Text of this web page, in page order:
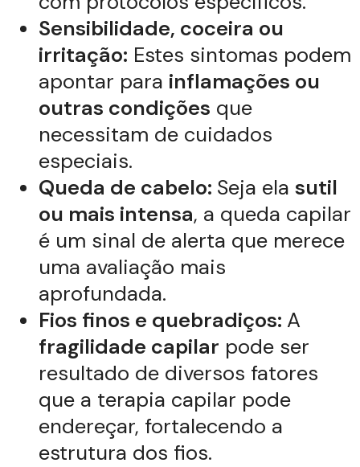
Sensibilidade, coceira ou
irritação: Estes sintomas podem
apontar para inflamações ou
outras condições que
necessitam de cuidados
especiais.
Queda de cabelo: Seja ela sutil
ou mais intensa, a queda capilar
é um sinal de alerta que merece
uma avaliação mais
aprofundada.
Fios finos e quebradiços: A
fragilidade capilar pode ser
resultado de diversos fatores
que a terapia capilar pode
endereçar, fortalecendo a
estrutura dos fios.